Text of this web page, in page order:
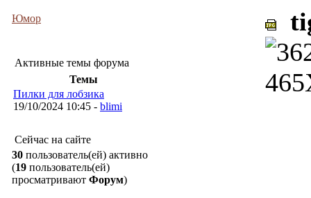
Юмор
Активные темы форума
Темы
Пилки для лобзика
19/10/2024 10:45 - blimi
Сейчас на сайте
30 пользователь(ей) активно
(19 пользователь(ей)
просматривают Форум)